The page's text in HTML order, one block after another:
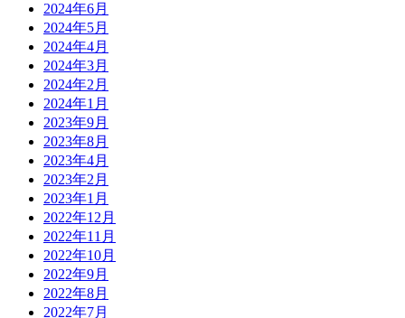
2024年6月
2024年5月
2024年4月
2024年3月
2024年2月
2024年1月
2023年9月
2023年8月
2023年4月
2023年2月
2023年1月
2022年12月
2022年11月
2022年10月
2022年9月
2022年8月
2022年7月